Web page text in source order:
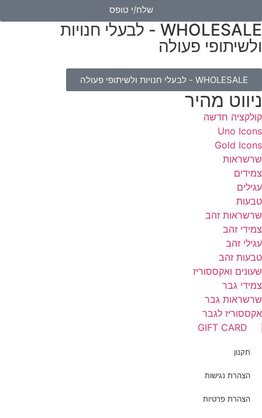
שלח/י טופס
WHOLESALE - לבעלי חנויות
ולשיתופי פעולה
WHOLESALE - לבעלי חנויות ולשיתופי פעולה
ניווט מהיר
קולקציה חדשה
Uno Icons
Gold Icons
שרשראות
צמידים
עגילים
טבעות
שרשראות זהב
צמידי זהב
עגילי זהב
טבעות זהב
שעונים ואקססוריז
צמידי גבר
שרשראות גבר
אקססוריז לגבר
GIFT CARD
תקנון
הצהרת נגישות
הצהרת פרטיות